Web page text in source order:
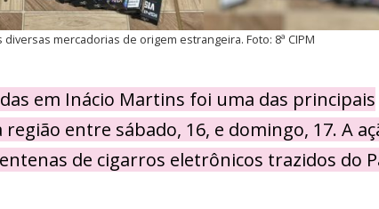
mercadorias de origem estrangeira. Foto: 8ª CIPM
em Inácio Martins foi uma das principais
entre sábado, 16, e domingo, 17. A
de cigarros eletrônicos trazidos do